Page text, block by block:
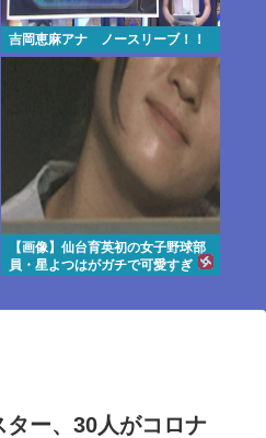
吉岡恵麻アナ ノースリーブ！！
【画像】仙台育英初の女子野球部
員・星よつはがガチで可愛すぎ
ー、30人がコロナ